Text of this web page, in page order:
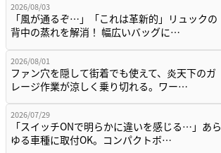
2026/08/03
「風が通るぞ…」「これは革新的」リュックの
背中の蒸れを解消！ 幅広いバッグに…
2026/08/01
ファン穴を隠して街着でも使えて、炎天下のガ
レージ作業が涼しく乗り切れる。ワー…
2026/07/29
「スイッチONで明らかに違いを感じる…」あら
ゆる車種に取付OK。コンパクトボ…